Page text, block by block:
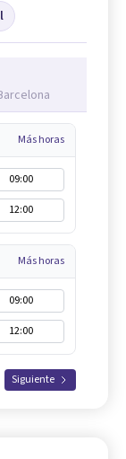
Más horas
09:00
12:00
Más horas
09:00
12:00
Siguiente